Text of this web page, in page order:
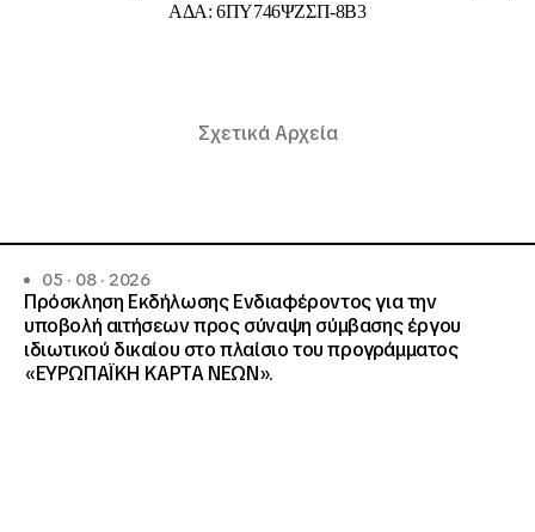
ΑΔΑ: 6ΠΥ746ΨΖΣΠ-8Β3
Σχετικά Αρχεία
05 · 08 · 2026
Πρόσκληση Εκδήλωσης Ενδιαφέροντος για την
υποβολή αιτήσεων προς σύναψη σύμβασης έργου
ιδιωτικού δικαίου στο πλαίσιο του προγράμματος
«ΕΥΡΩΠΑΪΚΗ ΚΑΡΤΑ ΝΕΩΝ».